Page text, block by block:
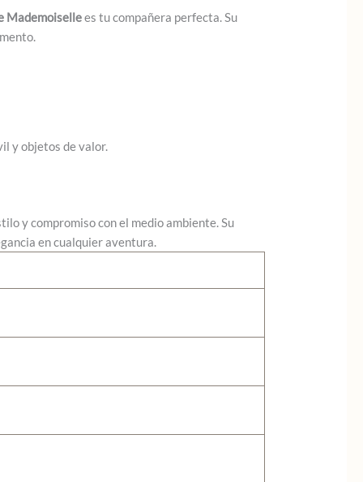
Mademoisellees tu compañera perfecta. Su
y objetos de valor.
y compromiso con el medio ambiente. Su
en cualquier aventura.